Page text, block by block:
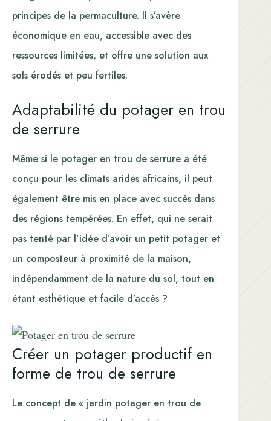
principes de la permaculture. Il s’avère
économique en eau, accessible avec des
ressources limitées, et offre une solution aux
sols érodés et peu fertiles.
Adaptabilité du potager en trou
de serrure
Même si le potager en trou de serrure a été
conçu pour les climats arides africains, il peut
également être mis en place avec succès dans
des régions tempérées. En effet, qui ne serait
pas tenté par l’idée d’avoir un petit potager et
un composteur à proximité de la maison,
indépendamment de la nature du sol, tout en
étant esthétique et facile d’accès ?
Créer un potager productif en
forme de trou de serrure
Le concept de « jardin potager en trou de